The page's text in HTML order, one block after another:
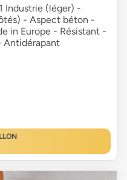
Industrie (léger) -
- Aspect béton -
in Europe - Résistant -
Antidérapant